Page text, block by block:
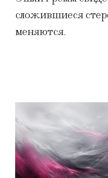
сложившиеся
меняются.